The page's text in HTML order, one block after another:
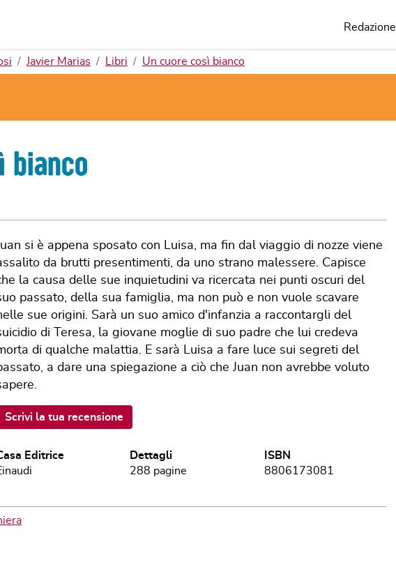
Redazione
Javier Marias Libri Un cuore così bianco
bianco
si è appena sposato con Luisa, ma fin dal viaggio di nozze viene
da brutti presentimenti, da uno strano malessere. Capisce
la causa delle sue inquietudini va ricercata nei punti oscuri del
passato, della sua famiglia, ma non può e non vuole scavare
sue origini. Sarà un suo amico d'infanzia a raccontargli del
di Teresa, la giovane moglie di suo padre che lui credeva
di qualche malattia. E sarà Luisa a fare luce sui segreti del
a dare una spiegazione a ciò che Juan non avrebbe voluto
Scrivi la tua recensione
Editrice
Dettagli
288 pagine
ISBN
8806173081